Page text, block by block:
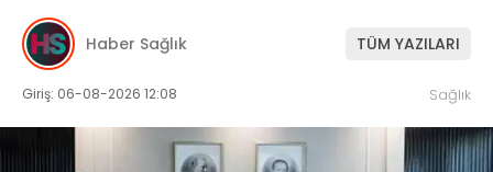
Haber Sağlık TÜM YAZILARI
Giriş: 06-08-2026 12:08 Sağlık